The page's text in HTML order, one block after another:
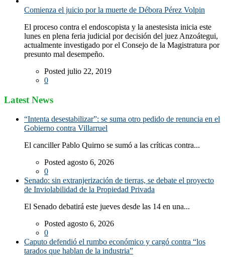
Comienza el juicio por la muerte de Débora Pérez Volpin
El proceso contra el endoscopista y la anestesista inicia este
lunes en plena feria judicial por decisión del juez Anzoátegui,
actualmente investigado por el Consejo de la Magistratura por
presunto mal desempeño.
Posted julio 22, 2019
0
Latest News
“Intenta desestabilizar”: se suma otro pedido de renuncia en el
Gobierno contra Villarruel
El canciller Pablo Quirno se sumó a las críticas contra...
Posted agosto 6, 2026
0
Senado: sin extranjerización de tierras, se debate el proyecto
de Inviolabilidad de la Propiedad Privada
El Senado debatirá este jueves desde las 14 en una...
Posted agosto 6, 2026
0
Caputo defendió el rumbo económico y cargó contra “los
tarados que hablan de la industria”